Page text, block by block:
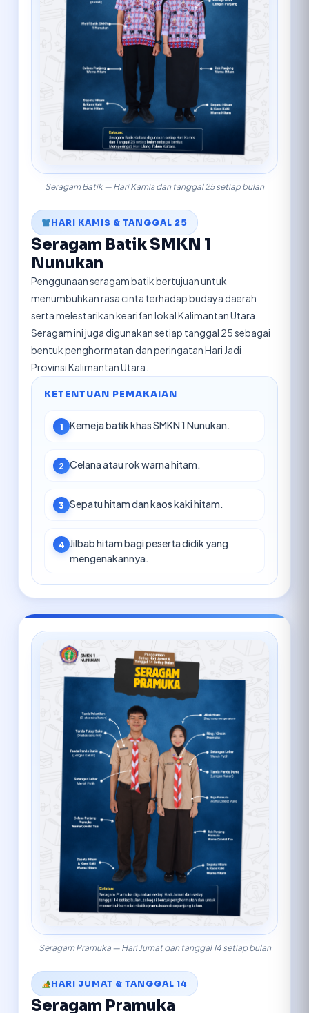
Seragam Batik — Hari Kamis dan tanggal 25 setiap bulan
HARI KAMIS & TANGGAL 25
Seragam Batik SMKN 1
Nunukan
Penggunaan seragam batik bertujuan untuk
menumbuhkan rasa cinta terhadap budaya daerah
serta melestarikan kearifan lokal Kalimantan Utara.
Seragam ini juga digunakan setiap tanggal 25 sebagai
bentuk penghormatan dan peringatan Hari Jadi
Provinsi Kalimantan Utara.
KETENTUAN PEMAKAIAN
1 Kemeja batik khas SMKN 1 Nunukan.
2 Celana atau rok warna hitam.
3 Sepatu hitam dan kaos kaki hitam.
4 Jilbab hitam bagi peserta didik yang
mengenakannya.
Seragam Pramuka — Hari Jumat dan tanggal 14 setiap bulan
HARI JUMAT & TANGGAL 14
Seragam Pramuka